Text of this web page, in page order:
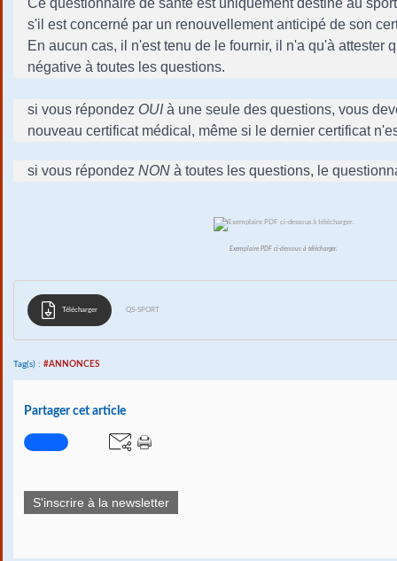
Ce questionnaire de santé est uniquement destiné au
s'il est concerné par un renouvellement anticipé de son
En aucun cas, il n'est tenu de le fournir, il n'a qu'à attester
négative à toutes les questions.
si vous répondez OUI à une seule des questions, vous
nouveau certificat médical, même si le dernier certificat
si vous répondez NON à toutes les questions, le
Exemplaire PDF ci-dessous à télécharger.
Télécharger QS-SPORT
Tag(s) : #ANNONCES
Partager cet article
S'inscrire à la newsletter